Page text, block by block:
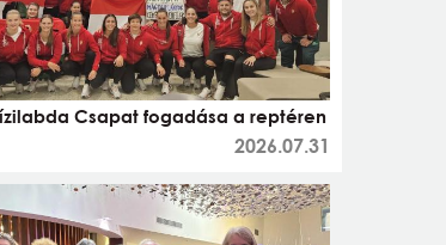
Csapat fogadása a reptéren
2026.07.31